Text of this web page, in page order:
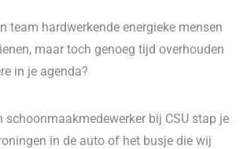
team hardwerkende energieke mensen
maar toch genoeg tijd overhouden
in je agenda?
schoonmaakmedewerker bij CSU stap je
in de auto of het busje die wij